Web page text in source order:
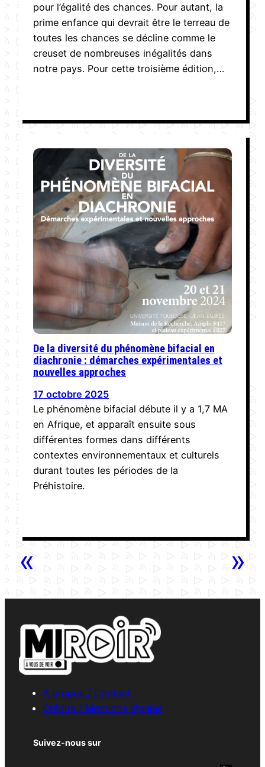
pour l’égalité des chances. Pour autant, la
prime enfance qui devrait être le terreau de
toutes les chances se décline comme le
creuset de nombreuses inégalités dans
notre pays. Pour cette troisième édition,…
De la diversité du phénomène bifacial en
diachronie : démarches expérimentales et
nouvelles approches
17 octobre 2025
Le phénomène bifacial débute il y a 1,7 MA
en Afrique, et apparaît ensuite sous
différentes formes dans différents
contextes environnementaux et culturels
durant toutes les périodes de la
Préhistoire.
« »
À propos / Contact
Crédits / Mentions légales
Suivez-nous sur